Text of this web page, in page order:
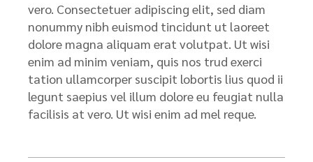
vero. Consectetuer adipiscing elit, sed diam
nonummy nibh euismod tincidunt ut laoreet
dolore magna aliquam erat volutpat. Ut wisi
enim ad minim veniam, quis nos trud exerci
tation ullamcorper suscipit lobortis lius quod ii
legunt saepius vel illum dolore eu feugiat nulla
facilisis at vero. Ut wisi enim ad mel reque.